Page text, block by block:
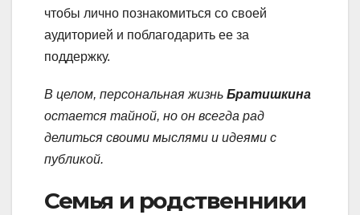
чтобы лично познакомиться со своей
аудиторией и поблагодарить ее за
поддержку.
В целом, персональная жизнь Братишкина
остается тайной, но он всегда рад
делиться своими мыслями и идеями с
публикой.
Семья и родственники